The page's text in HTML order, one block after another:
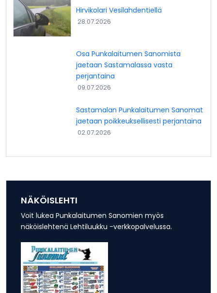
Hirvikolari Vesilahdentiellä
28.07.2026
Osa Punkalaitumen Sanomista
jaetaan Sastamalassa vasta
perjantaina
09.07.2026
Sastamalan Punkalaitumen Sanomat
jaetaan poikkeuksellisesti perjantaina
02.07.2026
NÄKÖISLEHTI
Voit lukea Punkalaitumen Sanomien myös
näköislehtenä Lehtiluukku -verkkopalvelussa.